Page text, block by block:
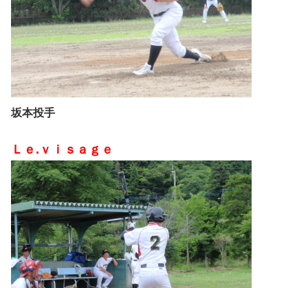
坂本投手
Ｌｅ.ｖｉｓａｇｅ